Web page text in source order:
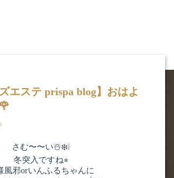
BLOG
ブログ -花沢 さきの
エステ prispa blog】️おはよ
さむ〜〜い☃️❄️❕
冬突入ですね⭐︎
風邪orいんふるちゃんに